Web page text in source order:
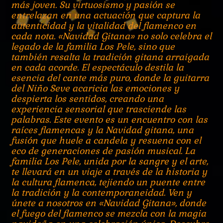
más joven. Su virtuosismo y pasión se
entrelazan en una actuación que captura la
autenticidad y la vitalidad del flamenco en
cada nota. «Navidad Gitana» no solo celebra el
legado de la familia Los Pele, sino que
también resalta la tradición gitana arraigada
en cada acorde. El espectáculo destila la
esencia del cante más puro, donde la guitarra
del Niño Seve acaricia las emociones y
despierta los sentidos, creando una
experiencia sensorial que trasciende las
palabras. Este evento es un encuentro con las
raíces flamencas y la Navidad gitana, una
fusión que huele a candela y resuena con el
eco de generaciones de pasión musical. La
familia Los Pele, unida por la sangre y el arte,
te llevará en un viaje a través de la historia y
la cultura flamenca, tejiendo un puente entre
la tradición y la contemporaneidad. Ven y
únete a nosotros en «Navidad Gitana», donde
el fuego del flamenco se mezcla con la magia